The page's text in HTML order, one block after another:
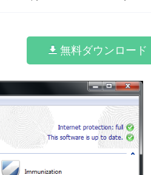
無料ダウンロード